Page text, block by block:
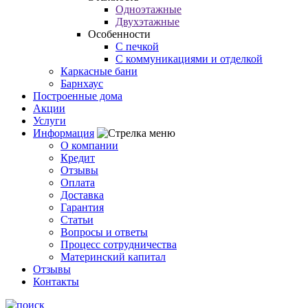
Одноэтажные
Двухэтажные
Особенности
С печкой
С коммуникациями и отделкой
Каркасные бани
Барнхаус
Построенные дома
Акции
Услуги
Информация
О компании
Кредит
Отзывы
Оплата
Доставка
Гарантия
Статьи
Вопросы и ответы
Процесс сотрудничества
Материнский капитал
Отзывы
Контакты